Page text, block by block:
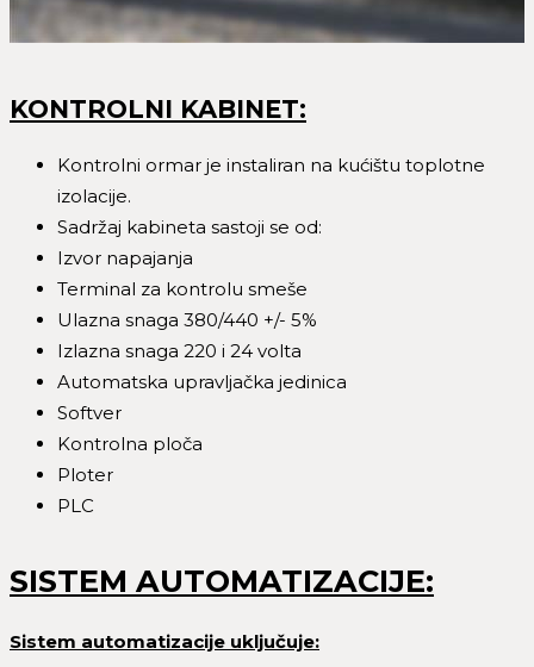
KONTROLNI KABINET:
Kontrolni ormar je instaliran na kućištu toplotne
izolacije.
Sadržaj kabineta sastoji se od:
Izvor napajanja
Terminal za kontrolu smeše
Ulazna snaga 380/440 +/- 5%
Izlazna snaga 220 i 24 volta
Automatska upravljačka jedinica
Softver
Kontrolna ploča
Ploter
PLC
SISTEM AUTOMATIZACIJE:
Sistem automatizacije uključuje: